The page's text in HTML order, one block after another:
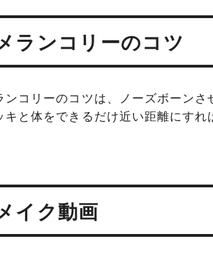
ランコリーのコツ
ンコリーのコツは、ノーズボーンさ
キと体をできるだけ近い距離にす
イク動画